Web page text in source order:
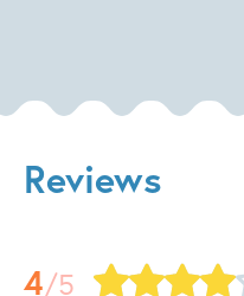
Reviews
4/5